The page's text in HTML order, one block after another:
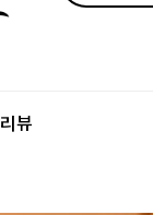
리뷰